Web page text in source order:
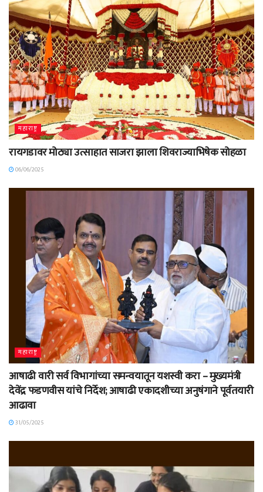
महाराष्ट्र
रायगडावर मोठ्या उत्साहात साजरा झाला शिवराज्याभिषेक सोहळा
06/06/2025
महाराष्ट्र
आषाढी वारी सर्व विभागांच्या समन्वयातून यशस्वी करा – मुख्यमंत्री
देवेंद्र फडणवीस यांचे निर्देश; आषाढी एकादशीच्या अनुषंगाने पूर्वतयारी
आढावा
31/05/2025